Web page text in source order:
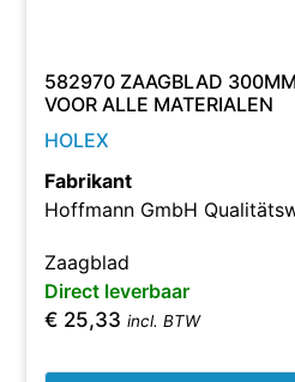
582970 ZAAGBLAD
VOOR ALLE MATERIALEN
HOLEX
Fabrikant
Hoffmann GmbH
Zaagblad
Direct leverbaar
€ 25,33 incl. BTW